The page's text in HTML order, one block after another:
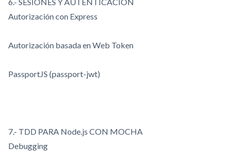
Autorización con Express
Autorización basada en Web Token
PassportJS (passport-jwt)
7.- TDD PARA Node.js CON MOCHA
Debugging